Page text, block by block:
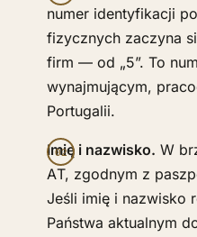
numer identyfikacji
fizycznych zaczyna
firm — od „5”. To
wynajmującym,
Portugalii.
Imię i nazwisko. W
AT, zgodnym z
Jeśli imię i nazwisko
Państwa aktualnym